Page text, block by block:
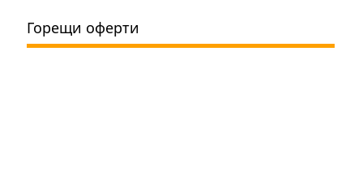
Горещи оферти